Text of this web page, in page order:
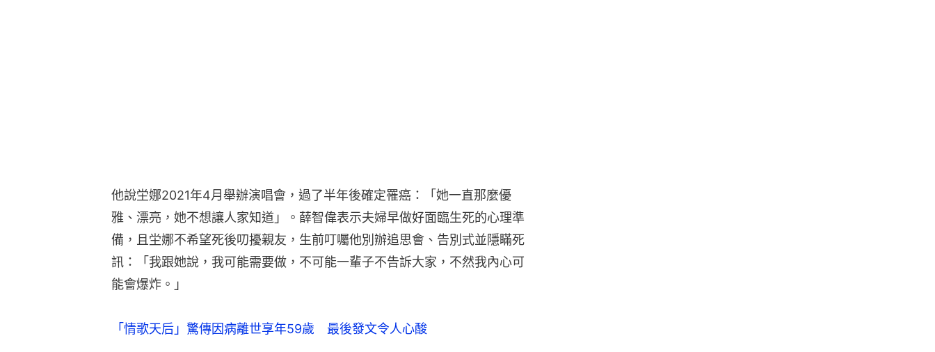
他說坣娜2021年4月舉辦演唱會，過了半年後確定罹癌：「她一直那麼優
雅、漂亮，她不想讓人家知道」。薛智偉表示夫婦早做好面臨生死的心理準
備，且坣娜不希望死後叨擾親友，生前叮囑他別辦追思會、告別式並隱瞞死
訊：「我跟她說，我可能需要做，不可能一輩子不告訴大家，不然我內心可
能會爆炸。」
「情歌天后」驚傳因病離世享年59歲 最後發文令人心酸